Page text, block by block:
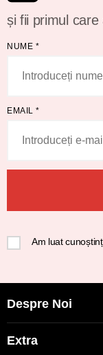
și fii primul
NUME *
EMAIL *
Am luat
Despre Noi
Extra